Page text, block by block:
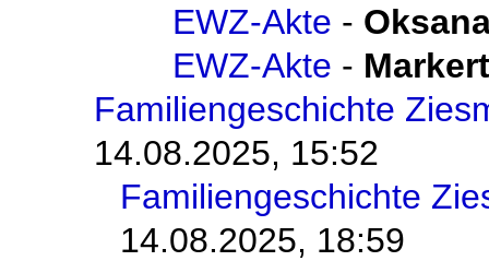
EWZ-Akte -
EWZ-Akte -
Familiengeschichte
14.08.2025, 15:52
Familiengeschichte
14.08.2025, 18:59